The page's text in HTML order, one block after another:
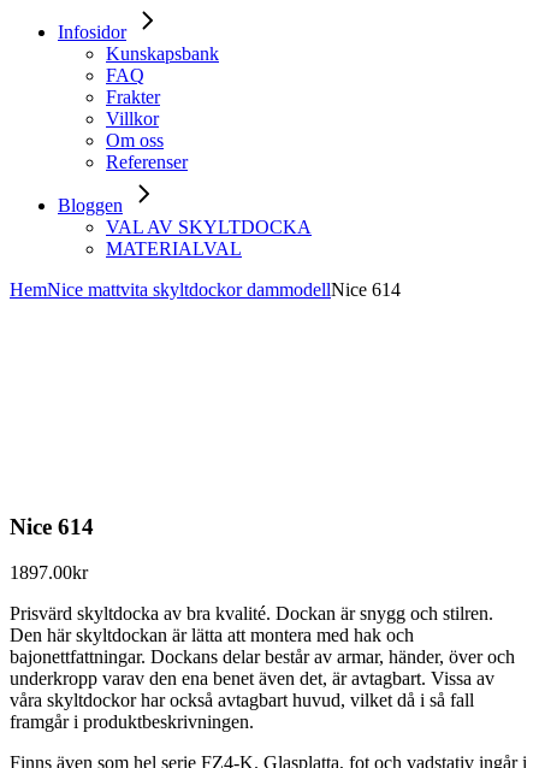
Infosidor
Kunskapsbank
FAQ
Frakter
Villkor
Om oss
Referenser
Bloggen
VAL AV SKYLTDOCKA
MATERIALVAL
HemNice mattvita skyltdockor dammodellNice 614
Nice 614
1897.00kr
Prisvärd skyltdocka av bra kvalité. Dockan är snygg och stilren.
Den här skyltdockan är lätta att montera med hak och
bajonettfattningar. Dockans delar består av armar, händer, över och
underkropp varav den ena benet även det, är avtagbart. Vissa av
våra skyltdockor har också avtagbart huvud, vilket då i så fall
framgår i produktbeskrivningen.
Finns även som hel serie FZ4-K. Glasplatta, fot och vadstativ ingår i